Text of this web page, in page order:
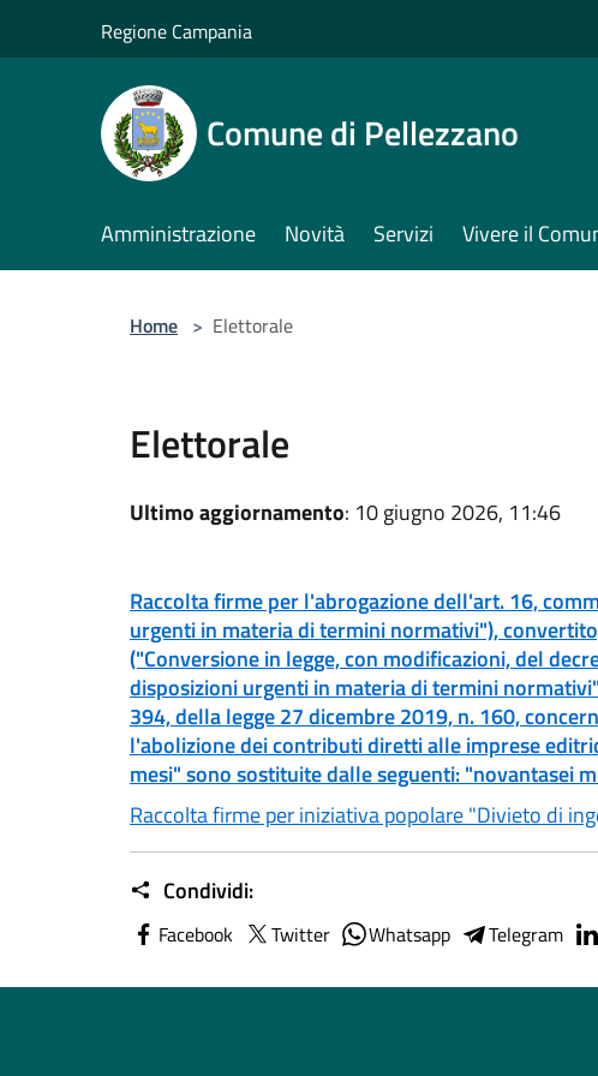
Regione Campania
Comune di Pellezzano
Amministrazione Novità Servizi Vivere il
Home > Elettorale
Elettorale
Ultimo aggiornamento: 10 giugno 2026, 11:46
Raccolta firme per l'abrogazione dell'art. 16,
urgenti in materia di termini normativi"),
("Conversione in legge, con modificazioni, del
disposizioni urgenti in materia di termini
394, della legge 27 dicembre 2019, n. 160,
l'abolizione dei contributi diretti alle imprese
mesi" sono sostituite dalle seguenti: "novantasei
Raccolta firme per iniziativa popolare "Divieto di
Condividi:
Facebook Twitter Whatsapp Telegram